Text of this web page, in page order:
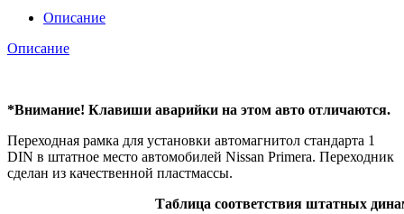
Описание
Описание
*Внимание! Клавиши аварийки на этом авто отличаются.
Переходная рамка для установки автомагнитол стандарта 1
DIN в штатное место автомобилей Nissan Primera. Переходник
сделан из качественной пластмассы.
Таблица соответствия штатных